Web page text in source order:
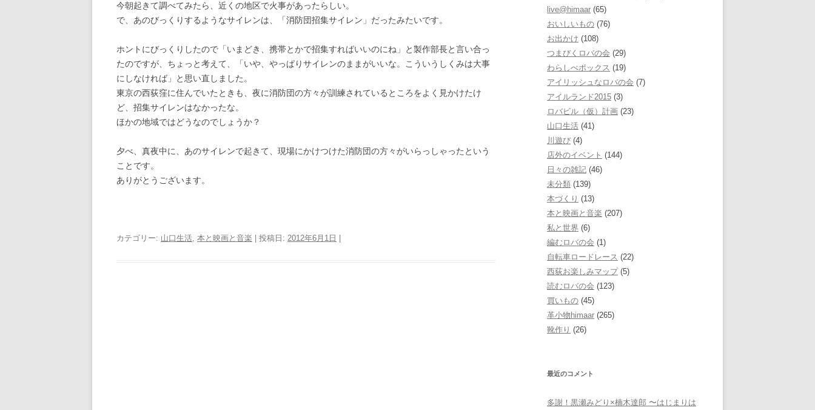
今朝起きて調べてみたら、近くの地区で火事があったらしい。
で、あのびっくりするようなサイレンは、「消防団招集サイレン」だったみたいです。
ホントにびっくりしたので「いまどき、携帯とかで招集すればいいのにね」と製作部長と言い合っ
たのですが、ちょっと考えて、「いや、やっぱりサイレンのままがいいな。こういうしくみは大事
にしなければ」と思い直しました。
東京の西荻窪に住んでいたときも、夜に消防団の方々が訓練されているところをよく見かけたけ
ど、招集サイレンはなかったな。
ほかの地域ではどうなのでしょうか？
夕べ、真夜中に、あのサイレンで起きて、現場にかけつけた消防団の方々がいらっしゃったという
ことです。
ありがとうございます。
カテゴリー: 山口生活, 本と映画と音楽 | 投稿日: 2012年6月1日
live@himaar (65)
おいしいもの (76)
お出かけ (108)
つまびくロバの会 (29)
わらしべボックス (19)
アイリッシュなロバの会 (7)
アイルランド2015 (3)
ロバビル（仮）計画 (23)
山口生活 (41)
川遊び (4)
店外のイベント (144)
日々の雑記 (46)
未分類 (139)
本づくり (13)
本と映画と音楽 (207)
私と世界 (6)
編むロバの会 (1)
自転車ロードレース (22)
西荻お楽しみマップ(5)
読むロバの会 (123)
買いもの (45)
革小物himaar (265)
靴作り (26)
最近のコメント
多謝！黒瀬みどり×楠木達郎 〜はじまりは